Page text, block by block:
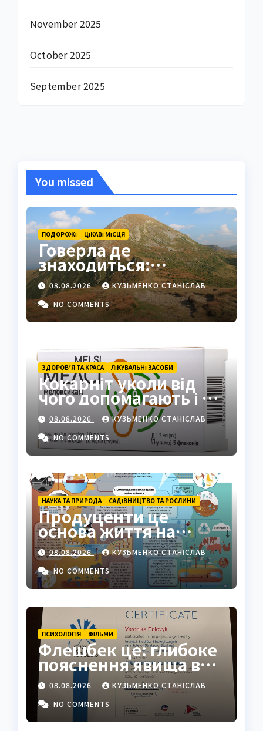
November 2025
October 2025
September 2025
You missed
ПОДОРОЖІ ЦІКАВІ МІСЦЯ
Говерла де
знаходиться:
найвища вершина
України в серці
Карпат
08.08.2026
КУЗЬМЕНКО СТАНІСЛАВ
NO COMMENTS
ЗДОРОВ’Я ТА КРАСА ЛІКУВАЛЬНІ ЗАСОБИ
Кокарніт уколи від
чого допомагають і як
працюють
08.08.2026
КУЗЬМЕНКО СТАНІСЛАВ
NO COMMENTS
НАУКА ТА ПРИРОДА САДІВНИЦТВО ТА РОСЛИНИ
Продуценти це
основа життя на
Землі: повний гід
08.08.2026
КУЗЬМЕНКО СТАНІСЛАВ
NO COMMENTS
ПСИХОЛОГІЯ ФІЛЬМИ
Флешбек це: глибоке
пояснення явища в
психології, кіно та
житті
08.08.2026
КУЗЬМЕНКО СТАНІСЛАВ
NO COMMENTS